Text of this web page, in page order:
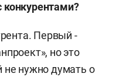
Первый -
но это
не нужно думать о